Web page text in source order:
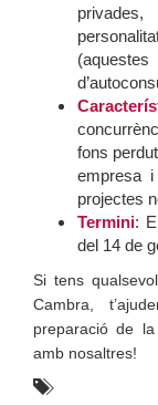
fons perdut
empresa
projectes
Termini:
del 14 de
Si tens
Cambra,
preparació de
amb nosaltres!